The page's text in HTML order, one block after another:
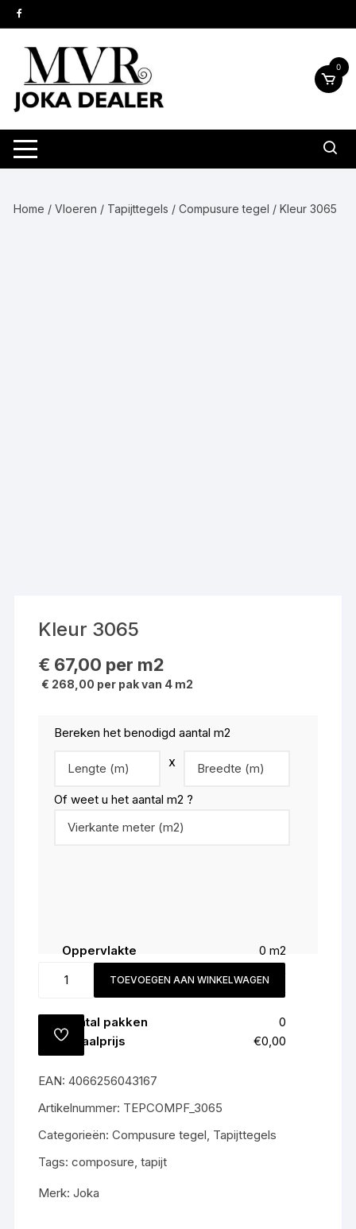
naar
inhoud
0
Home /Vloeren / Tapijttegels /Compusure tegel / Kleur 3065
Kleur 3065
€ 67,00 per m2
€ 268,00 per pak van 4 m2
Bereken het benodigd aantal m2
x
Of weet u het aantal m2 ?
Oppervlakte 0 m2
Snijverlies (
m2
Totaal
0 m2
Aantal pakken
0
Totaalprijs
€0,00
3065
TOEVOEGEN AAN WINKELWAGEN
TOEVOEGEN
AAN
EAN:4066256043167
Artikelnummer: TEPCOMPF_3065
Categorieën:Compusure tegel Tapijttegels
Tags:composure ,tapijt
Merk:Joka